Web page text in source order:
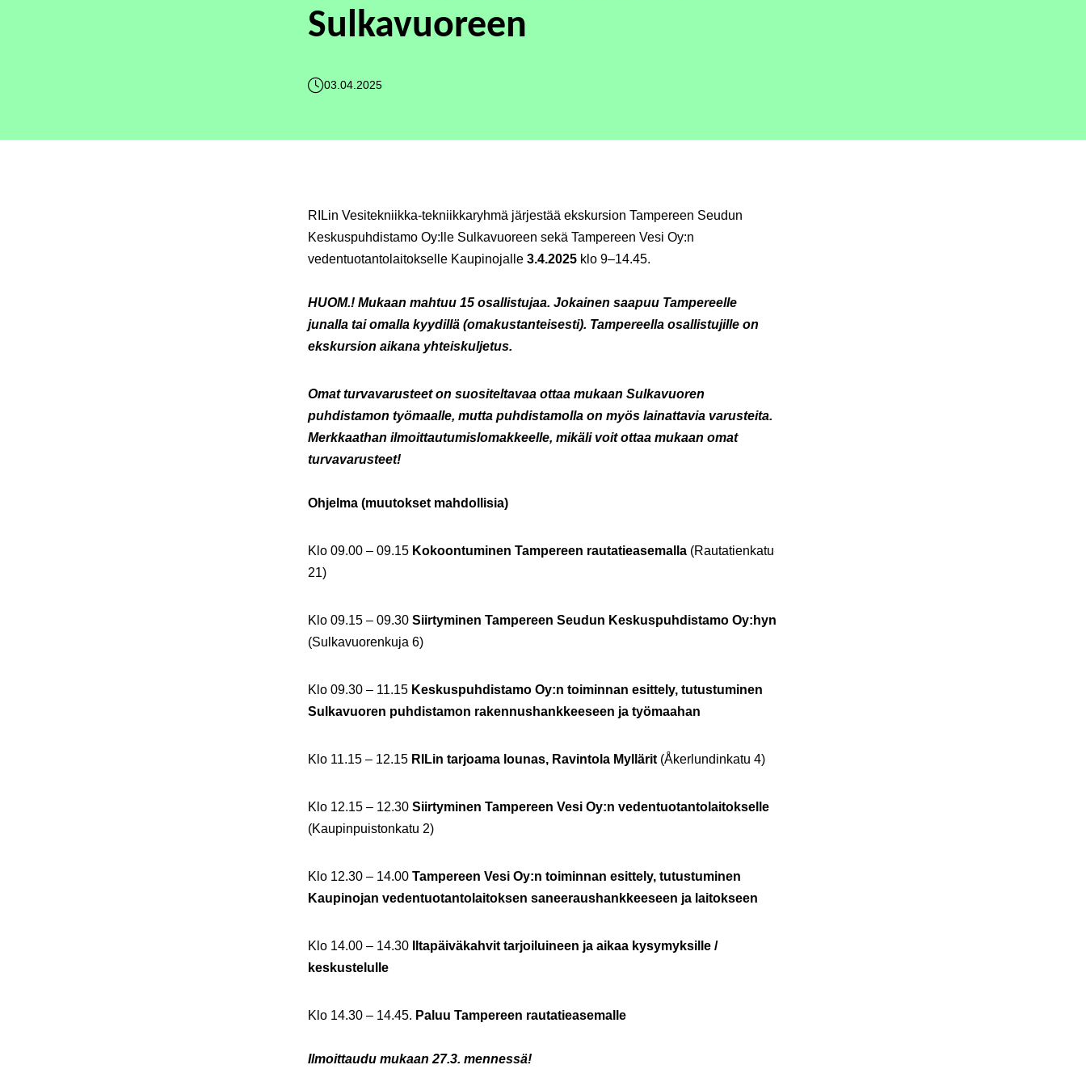
Sulkavuoreen
03.04.2025
RILin Vesitekniikka-tekniikkaryhmä järjestää ekskursion Tampereen Seudun
Keskuspuhdistamo Oy:lle Sulkavuoreen sekä Tampereen Vesi Oy:n
vedentuotantolaitokselle Kaupinojalle 3.4.2025 klo 9–14.45.
HUOM.! Mukaan mahtuu 15 osallistujaa. Jokainen saapuu Tampereelle
junalla tai omalla kyydillä (omakustanteisesti). Tampereella osallistujille on
ekskursion aikana yhteiskuljetus.
Omat turvavarusteet on suositeltavaa ottaa mukaan Sulkavuoren
puhdistamon työmaalle, mutta puhdistamolla on myös lainattavia varusteita.
Merkkaathan ilmoittautumislomakkeelle, mikäli voit ottaa mukaan omat
turvavarusteet!
Ohjelma (muutokset mahdollisia)
Klo 09.00 – 09.15 Kokoontuminen Tampereen rautatieasemalla (Rautatienkatu
21)
Klo 09.15 – 09.30 Siirtyminen Tampereen Seudun Keskuspuhdistamo Oy:hyn
(Sulkavuorenkuja 6)
Klo 09.30 – 11.15 Keskuspuhdistamo Oy:n toiminnan esittely, tutustuminen
Sulkavuoren puhdistamon rakennushankkeeseen ja työmaahan
Klo 11.15 – 12.15 RILin tarjoama lounas, Ravintola Myllärit (Åkerlundinkatu 4)
Klo 12.15 – 12.30 Siirtyminen Tampereen Vesi Oy:n vedentuotantolaitokselle
(Kaupinpuistonkatu 2)
Klo 12.30 – 14.00 Tampereen Vesi Oy:n toiminnan esittely, tutustuminen
Kaupinojan vedentuotantolaitoksen saneeraushankkeeseen ja laitokseen
Klo 14.00 – 14.30
Iltapäiväkahvit tarjoiluineen ja aikaa kysymyksille /
keskustelulle
Klo 14.30 – 14.45. Paluu Tampereen rautatieasemalle
Ilmoittaudu mukaan 27.3. mennessä!